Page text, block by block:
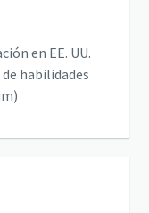
en EE. UU.
habilidades